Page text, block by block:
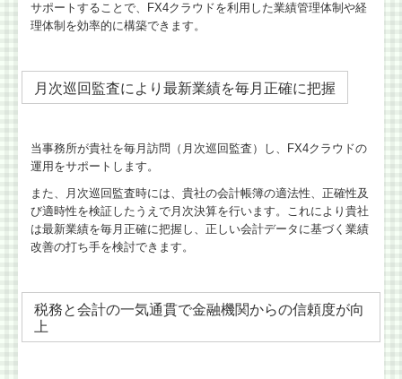
サポートすることで、FX4クラウドを利用した業績管理体制や経
理体制を効率的に構築できます。
月次巡回監査により最新業績を毎月正確に把握
当事務所が貴社を毎月訪問（月次巡回監査）し、FX4クラウドの
運用をサポートします。
また、月次巡回監査時には、貴社の会計帳簿の適法性、正確性及
び適時性を検証したうえで月次決算を行います。これにより貴社
は最新業績を毎月正確に把握し、正しい会計データに基づく業績
改善の打ち手を検討できます。
税務と会計の一気通貫で金融機関からの信頼度が向
上